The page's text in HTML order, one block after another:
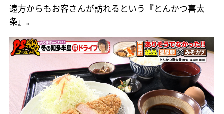
遠方からもお客さんが訪れるという『とんかつ喜太
条』。